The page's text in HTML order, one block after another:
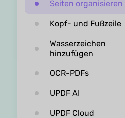
Seiten organisieren
Kopf- und Fußzeile
Wasserzeichen
hinzufügen
OCR-PDFs
UPDF AI
UPDF Cloud